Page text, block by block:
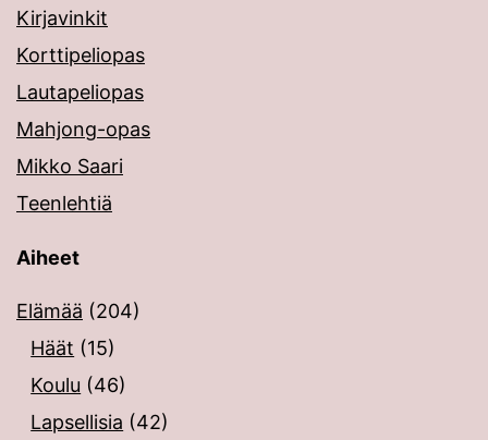
Kirjavinkit
Korttipeliopas
Lautapeliopas
Mahjong-opas
Mikko Saari
Teenlehtiä
Aiheet
Elämää (204)
Häät (15)
Koulu (46)
Lapsellisia (42)